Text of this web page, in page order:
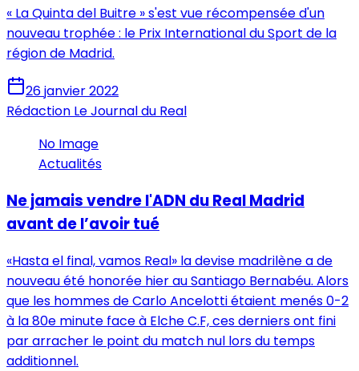
« La Quinta del Buitre » s'est vue récompensée d'un
nouveau trophée : le Prix International du Sport de la
région de Madrid.
26 janvier 2022
Rédaction Le Journal du Real
No Image
Actualités
Ne jamais vendre l'ADN du Real Madrid
avant de l’avoir tué
«Hasta el final, vamos Real» la devise madrilène a de
nouveau été honorée hier au Santiago Bernabéu. Alors
que les hommes de Carlo Ancelotti étaient menés 0-2
à la 80e minute face à Elche C.F, ces derniers ont fini
par arracher le point du match nul lors du temps
additionnel.